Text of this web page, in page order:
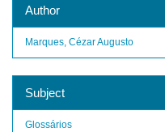
Author
Marques, Cézar Augusto
Subject
Glossários